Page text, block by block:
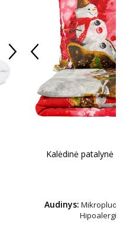
Kalėdinė patalynė
Audinys: